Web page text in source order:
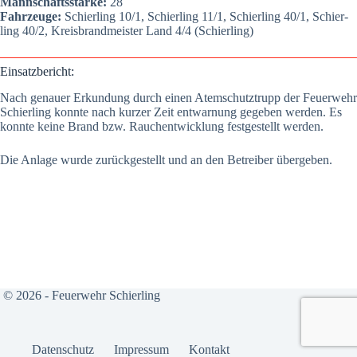
Fahr­zeu­ge: Schier­ling 10/1, Schier­ling 11/1, Schier­ling 40/1, Schier­
ling 40/2, Kreis­brand­meis­ter Land 4/4 (Schier­ling)
Ein­satz­be­richt:
Nach genau­er Erkun­dung durch einen Atem­schutz­trupp der Feu­er­wehr
Schier­ling konn­te nach kur­zer Zeit ent­war­nung gege­ben wer­den. Es
konn­te kei­ne Brand bzw. Rauch­ent­wick­lung fest­ge­stellt wer­den.
Die Anla­ge wur­de zurück­ge­stellt und an den Betrei­ber über­ge­ben.
© 2026 - Feuerwehr Schierling
Daten­schutz Impres­sum Kon­takt